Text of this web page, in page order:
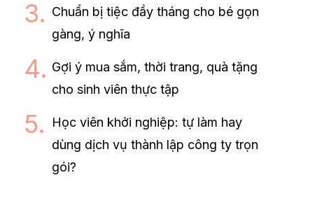
Chuẩn bị tiệc đầy tháng cho bé gọn
gàng, ý nghĩa
Gợi ý mua sắm, thời trang, quà tặng
cho sinh viên thực tập
Học viên khởi nghiệp: tự làm hay
dùng dịch vụ thành lập công ty trọn
gói?